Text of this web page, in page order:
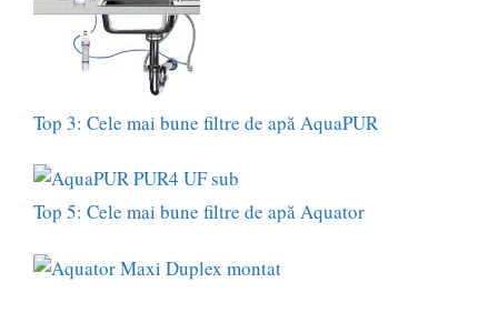
Top 3: Cele mai bune filtre de apă AquaPUR
Top 5: Cele mai bune filtre de apă Aquator